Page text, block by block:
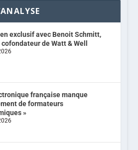
exclusif avec Benoit Schmitt,
cofondateur de Watt & Well
française manque
de formateurs
»